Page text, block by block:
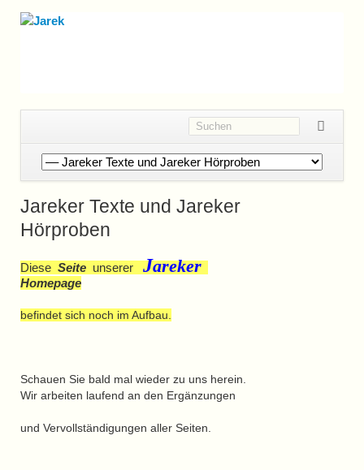
Navigation
überspringen
Jareker Texte und Jareker
Hörproben
DieseSeite unserer Jareker
Homepage
befindet sich noch im Aufbau.
Schauen Sie bald mal wieder zu uns herein.
Wir arbeiten laufend an den Ergänzungen
und Vervollständigungen aller Seiten.